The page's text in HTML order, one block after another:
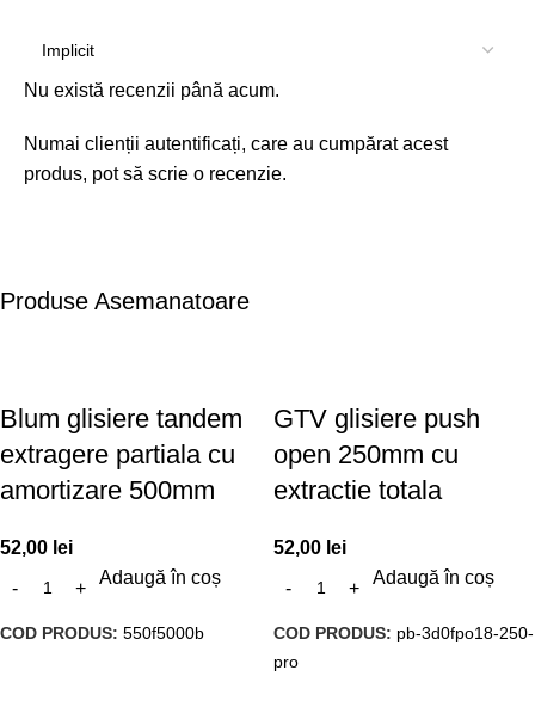
Nu există recenzii până acum.
Numai clienții autentificați, care au cumpărat acest
produs, pot să scrie o recenzie.
Produse Asemanatoare
Blum glisiere tandem
extragere partiala cu
amortizare 500mm
52,00 lei
Adaugă în coș
COD PRODUS: 550f5000b
GTV glisiere push
open 250mm cu
extractie totala
52,00 lei
Adaugă în coș
COD PRODUS: pb-3d0fpo18-250-
pro